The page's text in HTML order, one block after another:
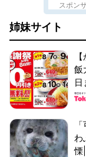
スポン
姉妹サイト
飯
日
わ
慄